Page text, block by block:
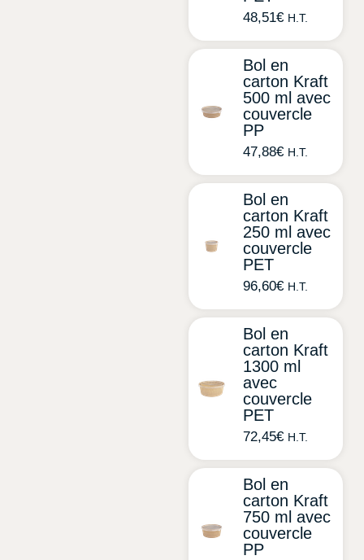
48,51€ H.T.
Bol en
carton Kraft
500 ml avec
couvercle
PP
47,88€ H.T.
Bol en
carton Kraft
250 ml avec
couvercle
PET
96,60€ H.T.
Bol en
carton Kraft
1300 ml
avec
couvercle
PET
72,45€ H.T.
Bol en
carton Kraft
750 ml avec
couvercle
PP